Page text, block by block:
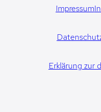
Impressum
Erklärung zur